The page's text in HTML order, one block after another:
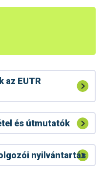
az EUTR
és útmutatók
nyilvántartás